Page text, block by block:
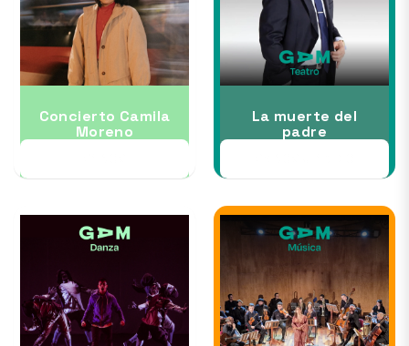
Concierto Camila
Moreno
La muerte del
padre